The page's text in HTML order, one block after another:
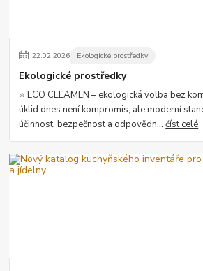
22.02.2026 Ekologické prostředky
Ekologické prostředky
⭐ ECO CLEAMEN – ekologická volba bez
úklid dnes není kompromis, ale moderní
účinnost, bezpečnost a odpovědn...číst celé